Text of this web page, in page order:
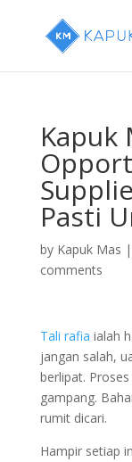
Kapuk
Pasti
by Kapuk Mas |
comments
Tali rafia ialah
jangan salah,
berlipat.
gampang.
rumit dicari.
Hampir setiap